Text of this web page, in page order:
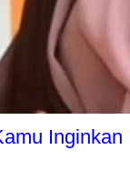
Inginkan